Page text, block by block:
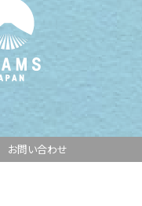
お問い合わせ